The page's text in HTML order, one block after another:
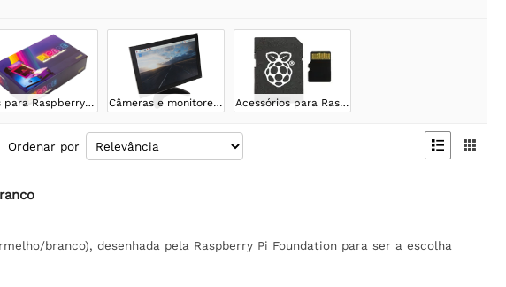
Kits para Raspberry Pi Câmeras e monitores para Raspberry Acessórios para Raspberry Pi
Ordenar por  
branco), desenhada pela Raspberry Pi Foundation para ser a escolha